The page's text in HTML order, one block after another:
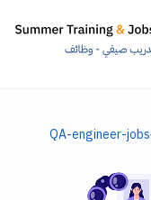
QA-engineer-jobs